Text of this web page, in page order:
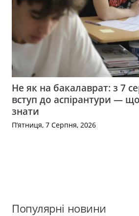
Не як на бакалаврат: з 7
вступ до аспірантури —
знати
П’ятниця, 7 Серпня, 2026
Популярні новини